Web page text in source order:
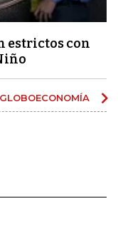
estrictos con